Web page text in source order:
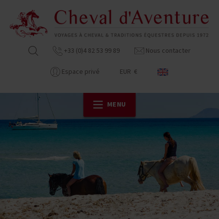
+33 (0)4 82 53 99 89 Nous contacter
Espace privé EUR €
MENU